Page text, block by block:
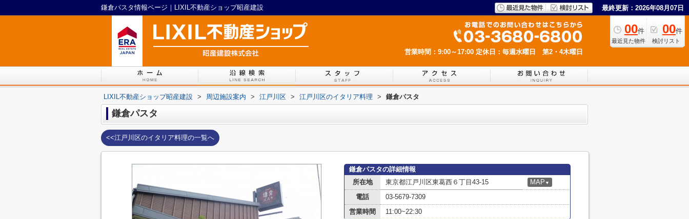
鎌倉パスタ情報ページ｜LIXIL不動産ショップ昭産建設 最終更新：2026年08月07日
00件
最近見た物件
00件
検討リスト
営業時間：9:00～17:00 定休日：毎週水曜日 第2・4木曜日
LIXIL不動産ショップ昭産建設 > 周辺施設案内 > 江戸川区 > 江戸川区のイタリア料理 > 鎌倉パスタ
鎌倉パスタ
<<江戸川区のイタリア料理の一覧へ
鎌倉パスタの詳細情報
所在地
東京都江戸川区東葛西６丁目43-15 MAP ▼
電話
03-5679-7309
営業時間
11:00~22:30